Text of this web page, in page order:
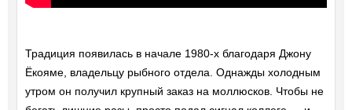
Традиция появилась в начале 1980-х благодаря Джону
Ёкояме, владельцу рыбного отдела. Однажды холодным
утром он получил крупный заказ на моллюсков. Чтобы не